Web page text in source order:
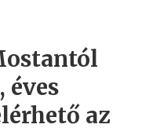
éves
az